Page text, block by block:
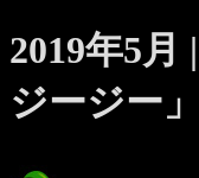
2019年5
ジージー